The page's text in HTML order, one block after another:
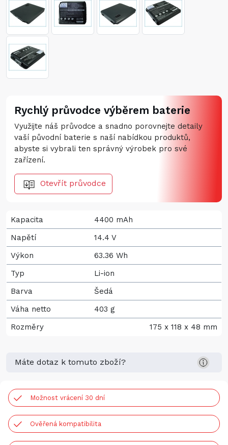
Rychlý průvodce výběrem baterie
Využijte náš průvodce a snadno porovnejte detaily
vaší původní baterie s naší nabídkou produktů,
abyste si vybrali ten správný výrobek pro své
zařízení.
Otevřít průvodce
Kapacita
4400 mAh
Napětí
14.4 V
Výkon
63.36 Wh
Typ
Li-ion
Barva
Šedá
Váha netto
403 g
Rozměry
175 x 118 x 48 mm
Máte dotaz k tomuto zboží?
Možnost vrácení 30 dní
Ověřená kompatibilita